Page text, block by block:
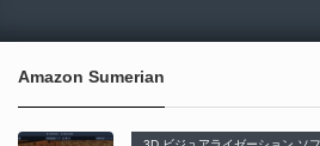
能な伸縮式ライトセ
ーバーの開発メイキ
nderのドキュメン
Amazon Sumerian